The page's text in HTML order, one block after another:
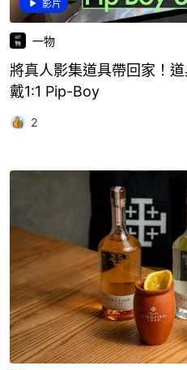
影片
一物
將真人影集道具帶回家！
戴1:1 Pip-Boy
2